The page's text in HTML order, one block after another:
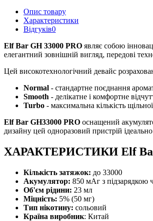
Опис товару
Характеристики
Відгуків0
Elf Bar GH 33000 PRO являє собою
елегантний зовнішній вигляд, передові
Цей високотехнологічний девайс
Normal - стандартне поєднання
Smooth - делікатне і комфортне
Turbo - максимальна кількість
Elf Bar GH33000 PRO оснащений
дизайну цей одноразовий пристрій
ХАРАКТЕРИСТИКИ Elf Bar
Кількість затяжок: до 33000
Акумулятор: 850 мАг з підзарядкою
Об'єм рідини: 23 мл
Міцність: 5% (50 мг)
Тип нікотину: сольовий
Країна виробник: Китай